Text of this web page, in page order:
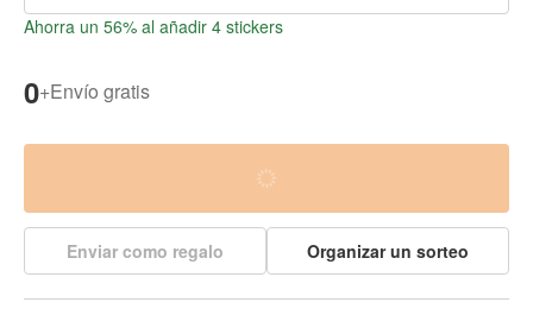
Ahorra un 56% al añadir 4 stickers
0+Envío gratis
Enviar como regalo Organizar un sorteo